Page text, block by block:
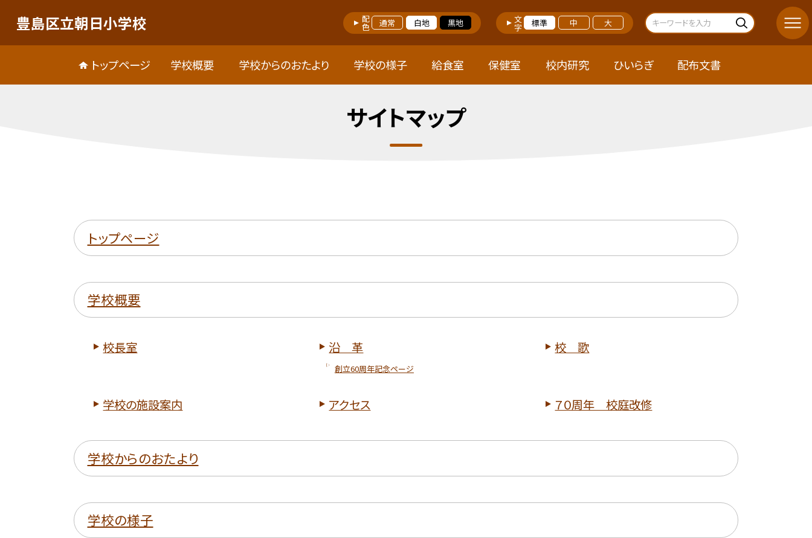
豊島区立朝日小学校 配色 通常 白地 黒地 文字 標準 中 大
トップページ 学校概要 学校からのおたより 学校の様子 給食室 保健室 校内研究 ひいらぎ 配布文書
サイトマップ
トップページ
学校概要
校長室 沿 革
創立60周年記念ページ
校 歌
学校の施設案内 アクセス ７０周年 校庭改修
学校からのおたより
学校の様子